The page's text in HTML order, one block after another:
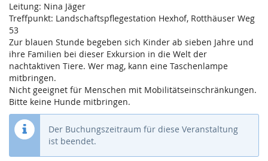
Leitung: Nina Jäger
Treffpunkt: Landschaftspflegestation Hexhof, Rotthäuser Weg
53
Zur blauen Stunde begeben sich Kinder ab sieben Jahre und
ihre Familien bei dieser Exkursion in die Welt der
nachtaktiven Tiere. Wer mag, kann eine Taschenlampe
mitbringen.
Nicht geeignet für Menschen mit Mobilitätseinschränkungen.
Bitte keine Hunde mitbringen.
Der Buchungszeitraum für diese Veranstaltung
ist beendet.